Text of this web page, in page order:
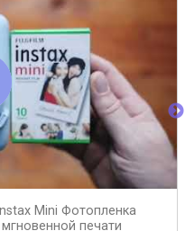
Mini Фотопленка
печати